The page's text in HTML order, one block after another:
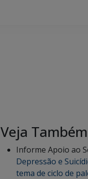
Veja Também
Informe Apoio ao
Depressão e
tema de ciclo de